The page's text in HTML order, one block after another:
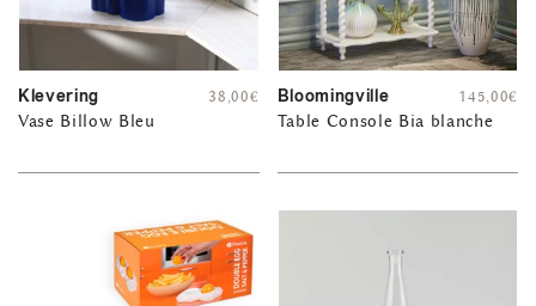
Klevering
Vase Billow Bleu
38,00€ Bloomingville
Table Console Bia blanche
145,00€